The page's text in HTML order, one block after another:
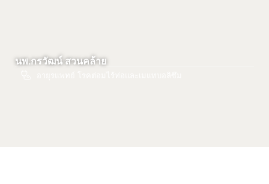
นพ.กรวัฒน์ สวนคล้าย